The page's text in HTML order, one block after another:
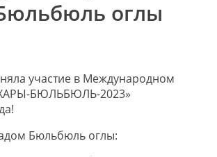
оглы
участие в Международном
БЮЛЬБЮЛЬ-2023»
Бюльбюль оглы: